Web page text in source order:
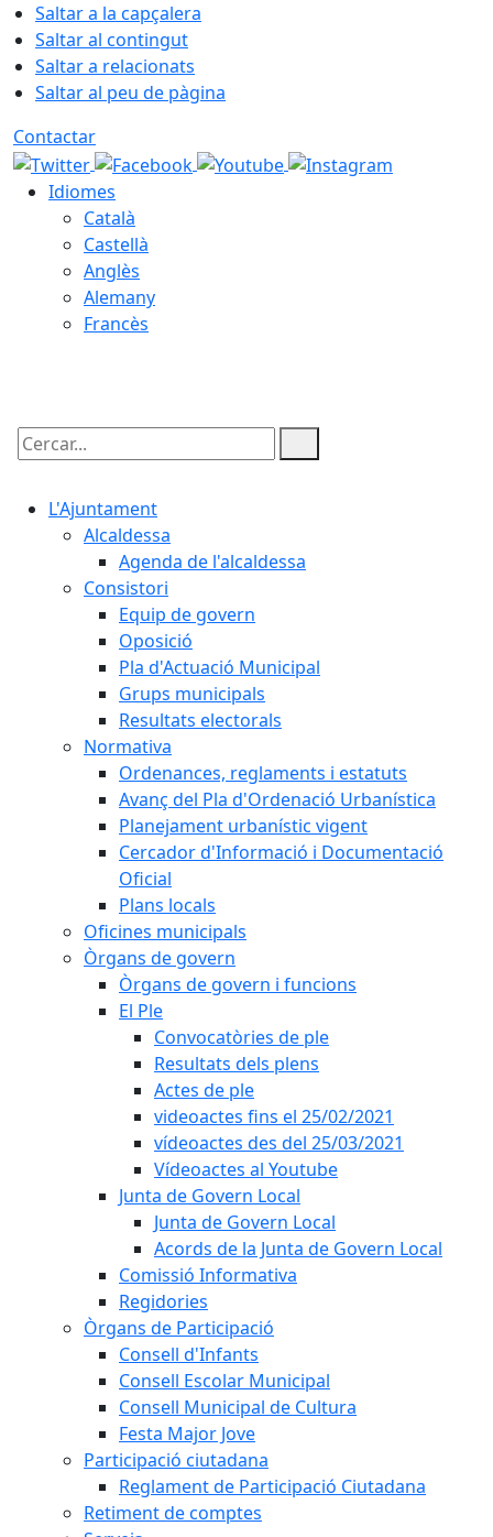
Saltar a la capçalera
Saltar al contingut
Saltar a relacionats
Saltar al peu de pàgina
Contactar
Idiomes
Català
Castellà
Anglès
Alemany
Francès
Cercar:
L'Ajuntament
Alcaldessa
Agenda de l'alcaldessa
Consistori
Equip de govern
Oposició
Pla d'Actuació Municipal
Grups municipals
Resultats electorals
Normativa
Ordenances, reglaments i estatuts
Avanç del Pla d'Ordenació Urbanística
Planejament urbanístic vigent
Cercador d'Informació i Documentació
Oficial
Plans locals
Oficines municipals
Òrgans de govern
Òrgans de govern i funcions
El Ple
Convocatòries de ple
Resultats dels plens
Actes de ple
videoactes fins el 25/02/2021
vídeoactes des del 25/03/2021
Vídeoactes al Youtube
Junta de Govern Local
Junta de Govern Local
Acords de la Junta de Govern Local
Comissió Informativa
Regidories
Òrgans de Participació
Consell d'Infants
Consell Escolar Municipal
Consell Municipal de Cultura
Festa Major Jove
Participació ciutadana
Reglament de Participació Ciutadana
Retiment de comptes